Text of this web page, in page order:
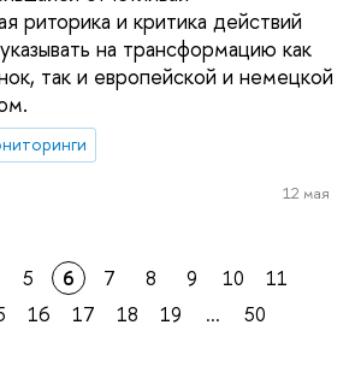
риторика и критика действий
на трансформацию как
так и европейской и немецкой
12 мая
5 6 7 8 9 10
11
16 17 18 19 ... 50